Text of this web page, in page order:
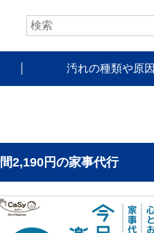
汚れの種類や原因
2,190円の家事代行